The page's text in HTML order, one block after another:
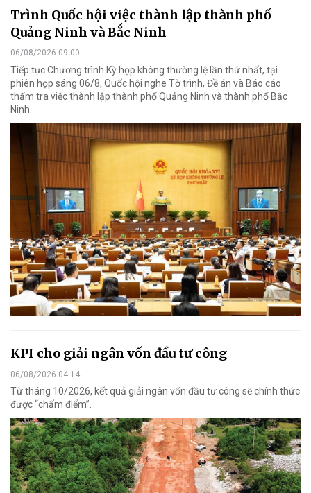
Trình Quốc hội việc thành lập thành phố
Quảng Ninh và Bắc Ninh
06/08/2026 09:00
Tiếp tục Chương trình Kỳ họp không thường lệ lần thứ nhất, tại
phiên họp sáng 06/8, Quốc hội nghe Tờ trình, Đề án và Báo cáo
thẩm tra việc thành lập thành phố Quảng Ninh và thành phố Bắc
Ninh.
KPI cho giải ngân vốn đầu tư công
06/08/2026 04:14
Từ tháng 10/2026, kết quả giải ngân vốn đầu tư công sẽ chính thức
được “chấm điểm”.